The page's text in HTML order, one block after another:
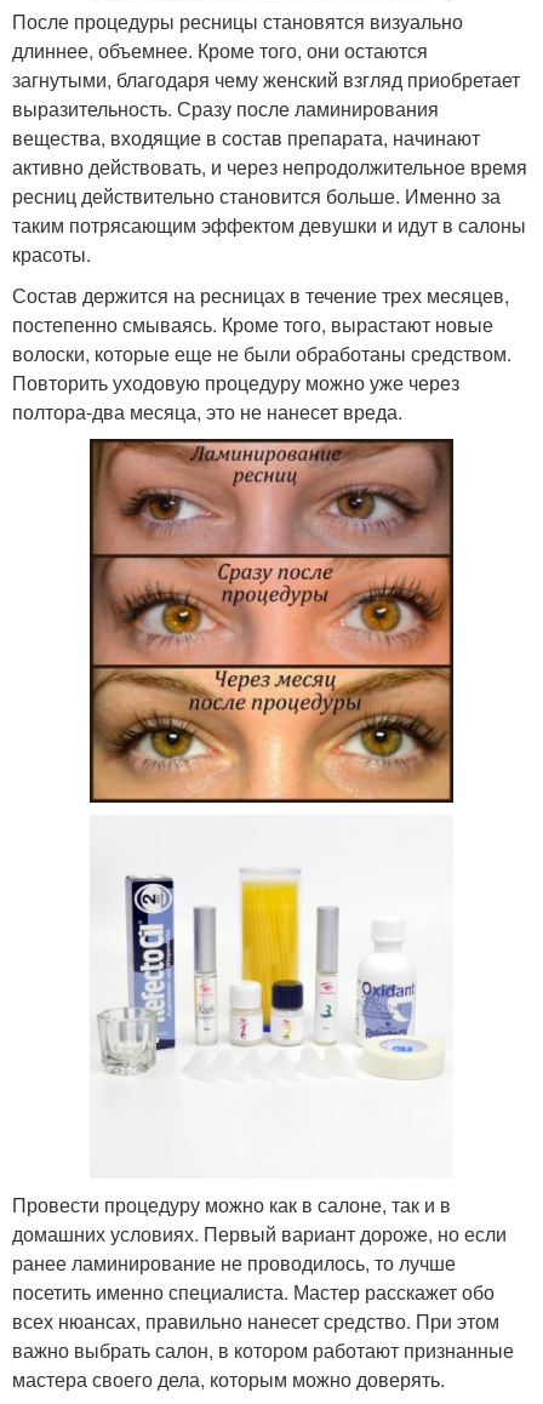
После процедуры ресницы становятся визуально
длиннее, объемнее. Кроме того, они остаются
загнутыми, благодаря чему женский взгляд приобретает
выразительность. Сразу после ламинирования
вещества, входящие в состав препарата, начинают
активно действовать, и через непродолжительное время
ресниц действительно становится больше. Именно за
таким потрясающим эффектом девушки и идут в салоны
красоты.
Состав держится на ресницах в течение трех месяцев,
постепенно смываясь. Кроме того, вырастают новые
волоски, которые еще не были обработаны средством.
Повторить уходовую процедуру можно уже через
полтора-два месяца, это не нанесет вреда.
Провести процедуру можно как в салоне, так и в
домашних условиях. Первый вариант дороже, но если
ранее ламинирование не проводилось, то лучше
посетить именно специалиста. Мастер расскажет обо
всех нюансах, правильно нанесет средство. При этом
важно выбрать салон, в котором работают признанные
мастера своего дела, которым можно доверять.